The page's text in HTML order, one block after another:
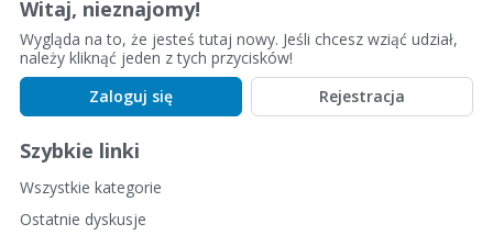
Witaj, nieznajomy!
Wygląda na to, że jesteś tutaj nowy. Jeśli chcesz wziąć udział,
należy kliknąć jeden z tych przycisków!
Zaloguj się
Rejestracja
Szybkie linki
Wszystkie kategorie
Ostatnie dyskusje